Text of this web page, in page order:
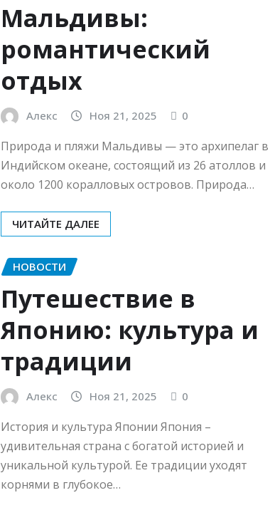
Мальдивы:
романтический
отдых
Алекс Ноя 21, 2025 0
Природа и пляжи Мальдивы — это архипелаг в
Индийском океане, состоящий из 26 атоллов и
около 1200 коралловых островов. Природа…
ЧИТАЙТЕ ДАЛЕЕ
НОВОСТИ
Путешествие в
Японию: культура и
традиции
Алекс Ноя 21, 2025 0
История и культура Японии Япония –
удивительная страна с богатой историей и
уникальной культурой. Ее традиции уходят
корнями в глубокое…